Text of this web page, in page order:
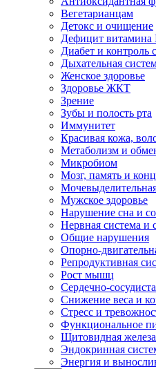
Вегетарианцам
Детокс и очищение
Дефицит витамина
Диабет и контроль
Дыхательная
Женское здоровье
Здоровье ЖКТ
Зрение
Зубы и полость рта
Иммунитет
Красивая кожа,
Метаболизм и
Микробиом
Мозг, память и
Мужское здоровье
Нарушение сна и
Нервная система и
Общие нарушения
Опорно-
Репродуктивная
Рост мышц
Сердечно-
Снижение веса и
Стресс и
Функциональное
Щитовидная железа
Эндокринная
Энергия и